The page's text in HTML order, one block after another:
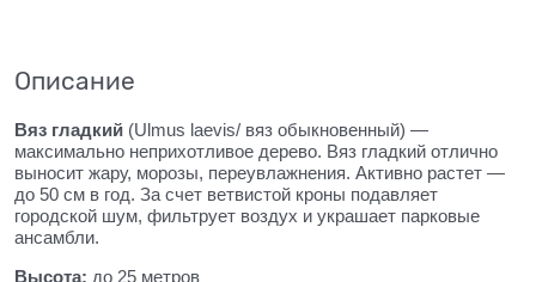
Описание
Вяз гладкий (Ulmus laevis/ вяз обыкновенный) —
максимально неприхотливое дерево. Вяз гладкий отлично
выносит жару, морозы, переувлажнения. Активно растет —
до 50 см в год. За счет ветвистой кроны подавляет
городской шум, фильтрует воздух и украшает парковые
ансамбли.
Высота: до 25 метров